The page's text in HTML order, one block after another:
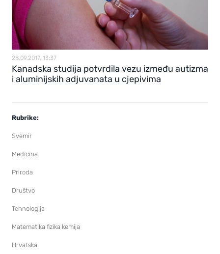
28.09.2017, 13:37
Kanadska studija potvrdila vezu između autizma
i aluminijskih adjuvanata u cjepivima
Rubrike:
Svemir
Medicina
Priroda
Društvo
Tehnologija
Matematika fizika kemija
Hrvatska